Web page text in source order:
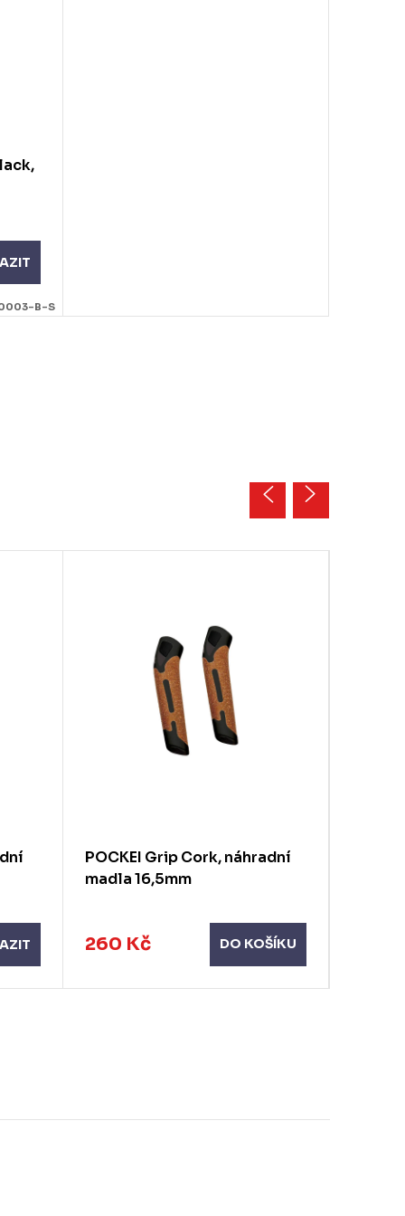
B-S
POCKEI Grip Cork, náhradní
madla 16,5mm
260 Kč DO KOŠÍKU